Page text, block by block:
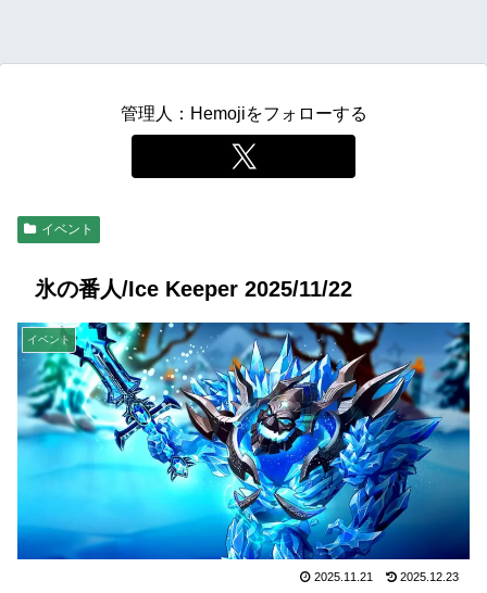
管理人：Hemojiをフォローする
イベント
氷の番人/Ice Keeper 2025/11/22
イベント
2025.11.21 2025.12.23